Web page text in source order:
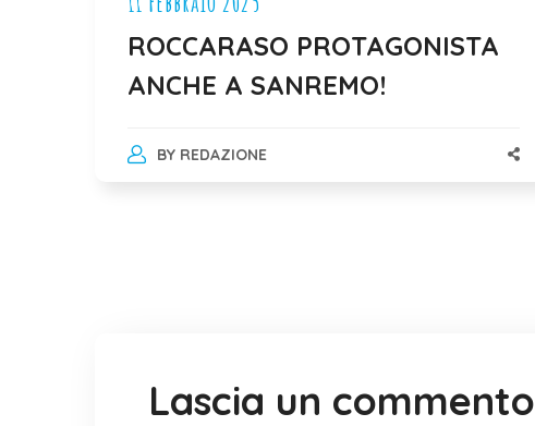
ROCCARASO PROTAGONISTA
ANCHE A SANREMO!
BY REDAZIONE
Lascia un commento